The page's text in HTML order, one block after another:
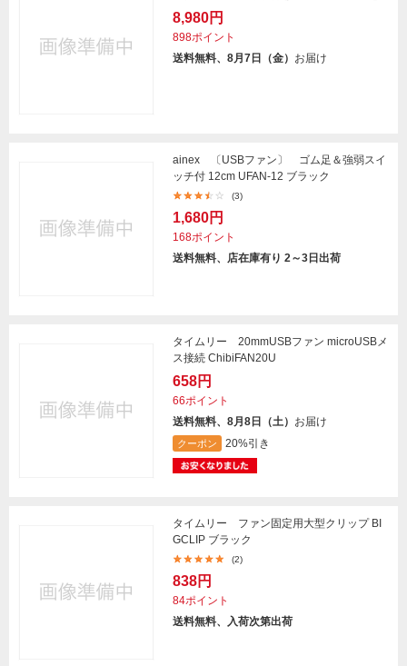
8,980円
898ポイント
送料無料、8月7日（金） お届け
ainex 〔USBファン〕 ゴム足＆強弱スイ
ッチ付 12cm UFAN-12 ブラック
(3)
1,680円
168ポイント
送料無料、店在庫有り 2～3日出荷
タイムリー 20mmUSBファン microUSBメ
ス接続 ChibiFAN20U
658円
66ポイント
送料無料、8月8日（土） お届け
クーポン 20%引き
タイムリー ファン固定用大型クリップ BI
GCLIP ブラック
(2)
838円
84ポイント
送料無料、入荷次第出荷